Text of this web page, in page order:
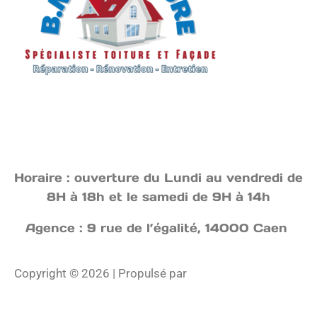
Horaire : ouverture du Lundi au vendredi de
8H à 18h et le samedi de 9H à 14h
Agence : 9 rue de l’égalité, 14000 Caen
Copyright © 2026 | Propulsé par